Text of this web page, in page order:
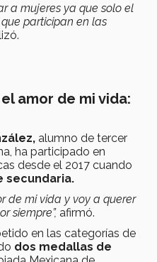
a mujeres ya que solo el
participan en las
amor de mi vida:
alumno de tercer
ha participado en
desde el 2017 cuando
secundaria.
de mi vida y voy a querer
siempre”, afirmó.
en las categorías de
dos medallas de